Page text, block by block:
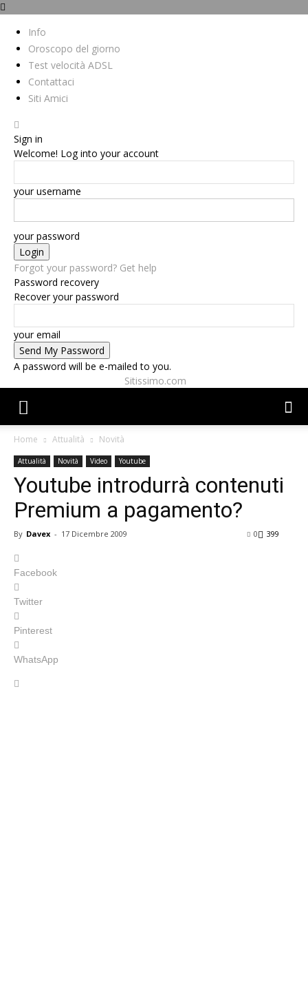
Info
Oroscopo del giorno
Test velocità ADSL
Contattaci
Siti Amici
Sign in
Welcome! Log into your account
your username
your password
Forgot your password? Get help
Password recovery
Recover your password
your email
A password will be e-mailed to you.
Sitissimo.com
Home Attualità Novità
Attualità Novità Video Youtube
Youtube introdurrà contenuti
Premium a pagamento?
By Davex - 17 Dicembre 2009 399
0
Facebook
Twitter
Pinterest
WhatsApp